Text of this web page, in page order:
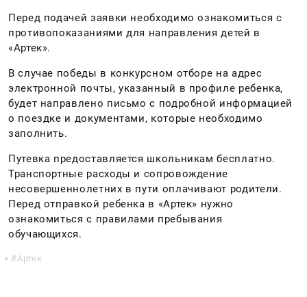
Перед подачей заявки необходимо ознакомиться с
противопоказаниями для направления детей в
«Артек».
В случае победы в конкурсном отборе на адрес
электронной почты, указанный в профиле ребенка,
будет направлено письмо с подробной информацией
о поездке и документами, которые необходимо
заполнить.
Путевка предоставляется школьникам бесплатно.
Транспортные расходы и сопровождение
несовершеннолетних в пути оплачивают родители.
Перед отправкой ребенка в «Артек» нужно
ознакомиться с правилами пребывания
обучающихся.
Артек